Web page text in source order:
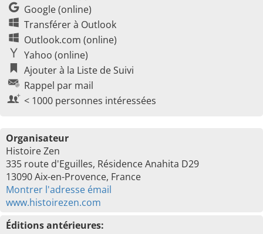
Google (online)
Transférer à Outlook
Outlook.com (online)
Yahoo (online)
Ajouter à la Liste de Suivi
Rappel par mail
< 1000 personnes intéressées
Organisateur
Histoire Zen
335 route d'Eguilles, Résidence Anahita D29
13090 Aix-en-Provence, France
Montrer l'adresse émail
www.histoirezen.com
Éditions antérieures: